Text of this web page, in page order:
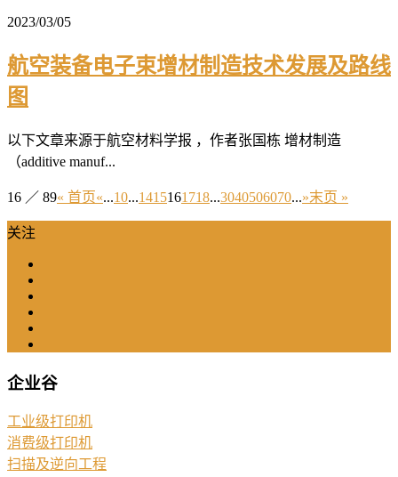
2023/03/05
航空装备电子束增材制造技术发展及路线
图
以下文章来源于航空材料学报 ，作者张国栋 增材制造
（additive manuf...
16 ／ 89« 首页«...10...1415161718...3040506070...»末页 »
关注
企业谷
工业级打印机
消费级打印机
扫描及逆向工程